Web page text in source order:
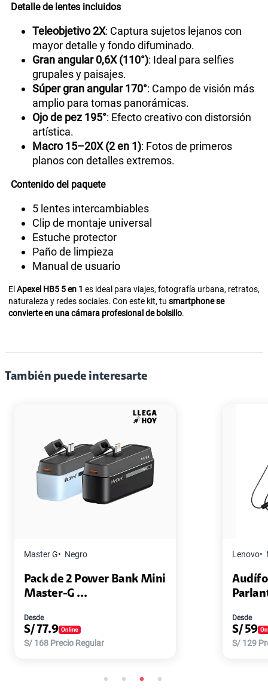
Detalle de lentes incluidos
Teleobjetivo 2X: Captura sujetos lejanos con
mayor detalle y fondo difuminado.
Gran angular 0,6X (110°): Ideal para selfies
grupales y paisajes.
Súper gran angular 170°: Campo de visión más
amplio para tomas panorámicas.
Ojo de pez 195°: Efecto creativo con distorsión
artística.
Macro 15–20X (2 en 1): Fotos de primeros
planos con detalles extremos.
Contenido del paquete
5 lentes intercambiables
Clip de montaje universal
Estuche protector
Paño de limpieza
Manual de usuario
El Apexel HB5 5 en 1 es ideal para viajes, fotografía urbana, retratos,
naturaleza y redes sociales. Con este kit, tu smartphone se
convierte en una cámara profesional de bolsillo.
También puede interesarte
Mini
Audífono Lenovo HE05X +
S/